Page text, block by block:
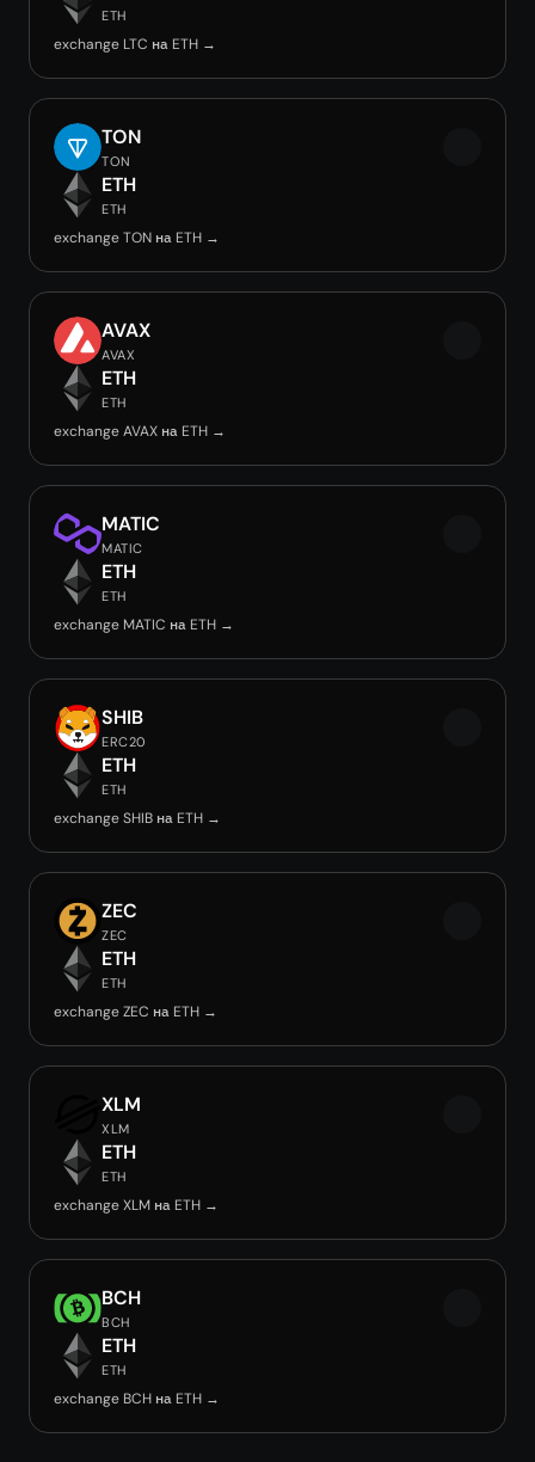
ETH
exchange LTC на ETH →
TON
TON
ETH
ETH
exchange TON на ETH →
AVAX
AVAX
ETH
ETH
exchange AVAX на ETH →
MATIC
MATIC
ETH
ETH
exchange MATIC на ETH →
SHIB
ERC20
ETH
ETH
exchange SHIB на ETH →
ZEC
ZEC
ETH
ETH
exchange ZEC на ETH →
XLM
XLM
ETH
ETH
exchange XLM на ETH →
BCH
BCH
ETH
ETH
exchange BCH на ETH →